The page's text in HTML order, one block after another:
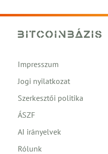
Impresszum
Jogi nyilatkozat
Szerkesztői politika
ÁSZF
AI irányelvek
Rólunk